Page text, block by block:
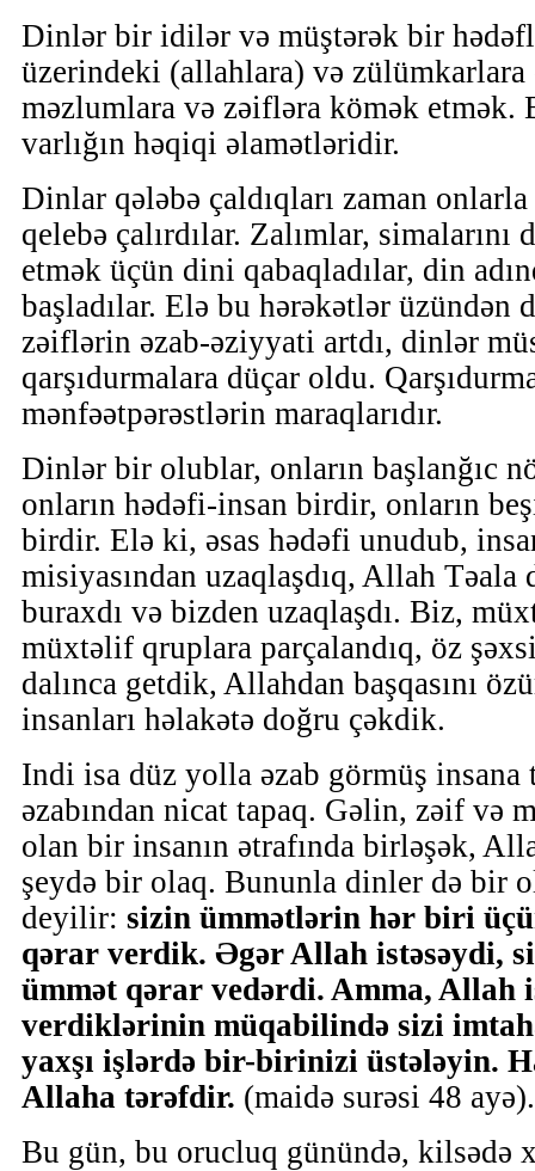
Dinlər bir idilər və müştərək bir
üzerindeki (allahlara) və zülümkarlara
məzlumlara və zəifləra kömək
varlığın həqiqi əlamətləridir.
Dinlar qələbə çaldıqları zaman
qelebə çalırdılar. Zalımlar,
etmək üçün dini qabaqladılar, din
başladılar. Elə bu hərəkətlər üzündən
zəiflərin əzab-əziyyati artdı, dinlər
qarşıdurmalara düçar oldu.
mənfəətpərəstlərin maraqlarıdır.
Dinlər bir olublar, onların başlanğıc
onların hədəfi-insan birdir, onların
birdir. Elə ki, əsas hədəfi unudub,
misiyasından uzaqlaşdıq, Allah Təala
buraxdı və bizden uzaqlaşdı. Biz,
müxtəlif qruplara parçalandıq, öz
dalınca getdik, Allahdan başqasını
insanları həlakətə doğru çəkdik.
Indi isa düz yolla əzab görmüş insana
əzabından nicat tapaq. Gəlin, zəif və
olan bir insanın ətrafında birləşək,
şeydə bir olaq. Bununla dinler də bir
deyilir: sizin ümmətlərin hər biri
qərar verdik. Əgər Allah istəsəydi,
ümmət qərar vedərdi. Amma, Allah
verdiklərinin müqabilində sizi
yaxşı işlərdə bir-birinizi üstələyin.
Allaha tərəfdir. (maidə surəsi 48 ayə).
Bu gün, bu orucluq günündə, kilsədə